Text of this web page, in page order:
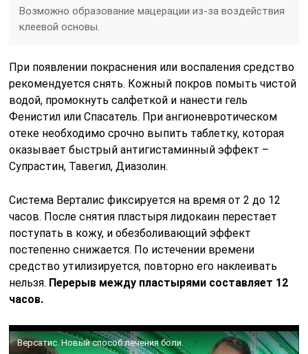
Возможно образование мацерации из-за воздействия
клеевой основы.
При появлении покраснения или воспаления средство
рекомендуется снять. Кожный покров помыть чистой
водой, промокнуть салфеткой и нанести гель
Фенистил или Спасатель. При ангионевротическом
отеке необходимо срочно выпить таблетку, которая
оказывает быстрый антигистаминный эффект –
Супрастин, Тавегил, Диазолин.
Система Верталис фиксируется на время от 2 до 12
часов. После снятия пластыря лидокаин перестает
поступать в кожу, и обезболивающий эффект
постепенно снижается. По истечении времени
средство утилизируется, повторно его наклеивать
нельзя. Перерыв между пластырями составляет 12
часов.
Версатис. Новый способ лечения боли.